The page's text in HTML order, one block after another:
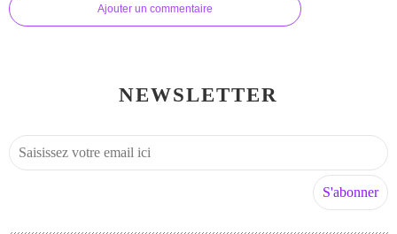
Ajouter un commentaire
NEWSLETTER